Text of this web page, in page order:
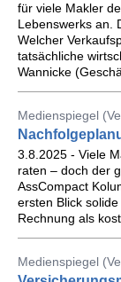
für viele Makler
Lebenswerks an.
Welcher
tatsächliche
Wannicke
Medienspiegel
3.8.2025 - Viele
raten – doch der
AssCompact
ersten Blick
Rechnung als
Medienspiegel